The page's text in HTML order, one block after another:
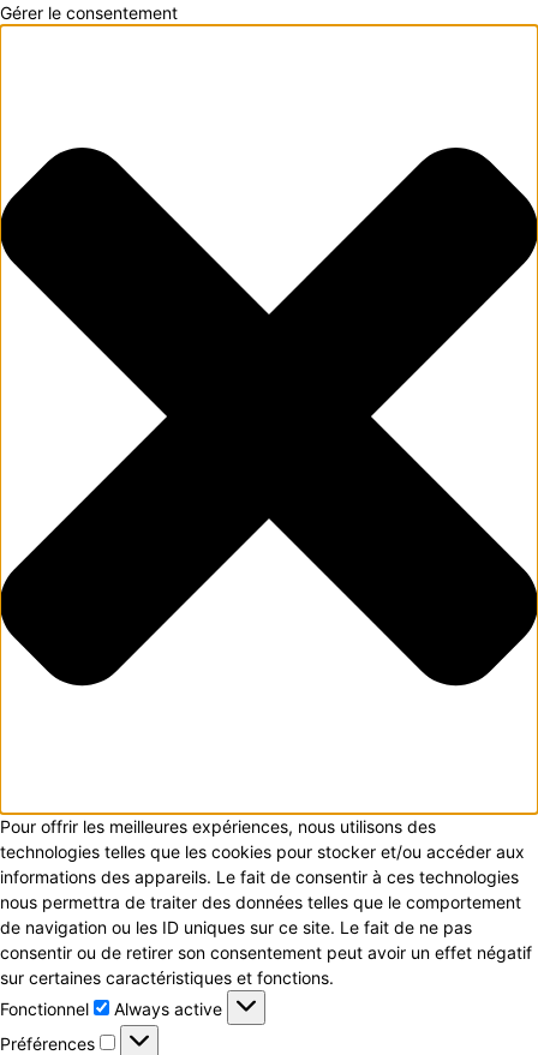
Gérer le consentement
Pour offrir les meilleures expériences, nous utilisons des
technologies telles que les cookies pour stocker et/ou accéder aux
informations des appareils. Le fait de consentir à ces technologies
nous permettra de traiter des données telles que le comportement
de navigation ou les ID uniques sur ce site. Le fait de ne pas
consentir ou de retirer son consentement peut avoir un effet négatif
sur certaines caractéristiques et fonctions.
Fonctionnel
Fonctionnel
Always active
Préférences
Préférences